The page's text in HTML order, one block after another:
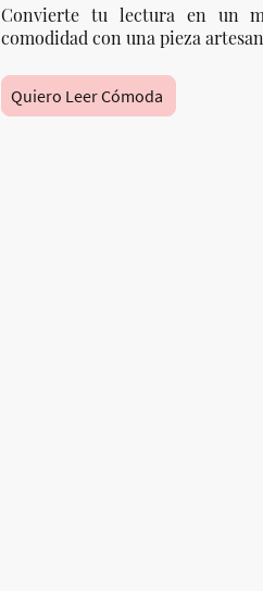
Convierte tu lectura en un
comodidad con una pieza
Quiero Leer Cómoda